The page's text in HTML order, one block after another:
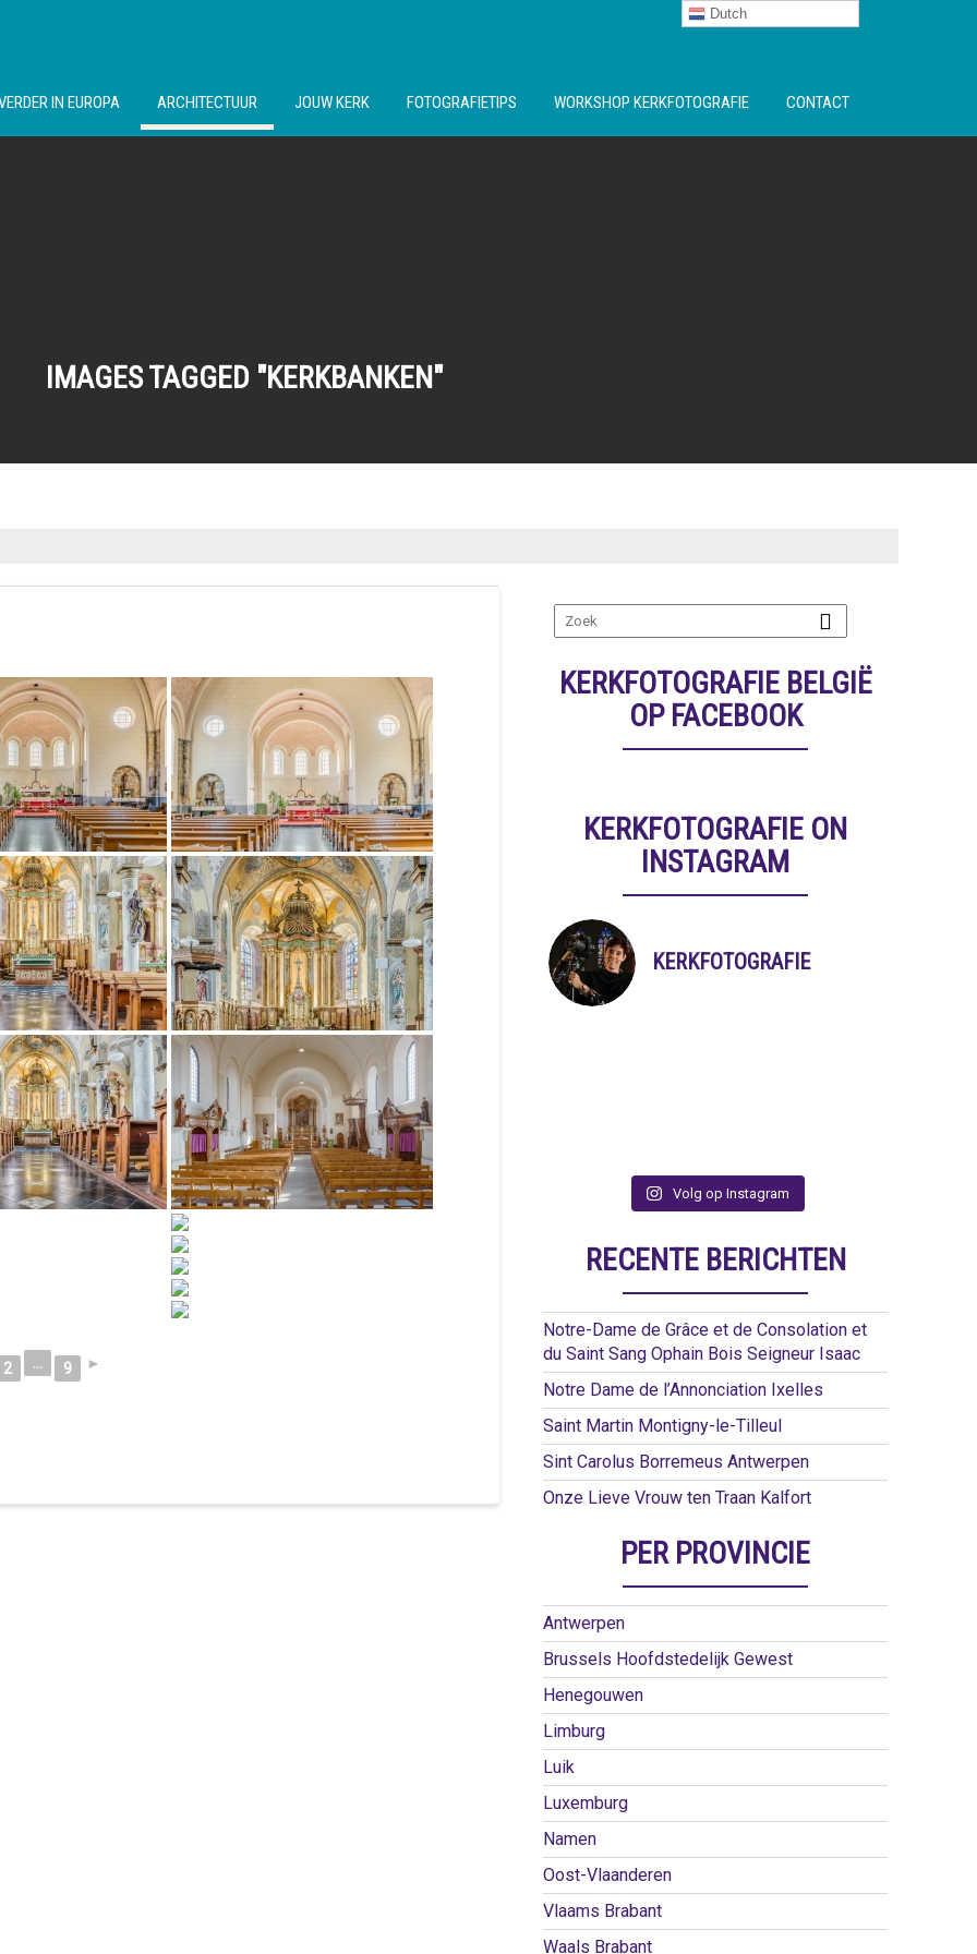
IN EUROPA ARCHITECTUUR JOUW KERK FOTOGRAFIETIPS WORKSHOP KERKFOTOGRAFIE CONTACT
IMAGES TAGGED "KERKBANKEN"
2 ... 9 ►
KERKFOTOGRAFIE BELGIË
OP FACEBOOK
KERKFOTOGRAFIE ON
INSTAGRAM
KERKFOTOGRAFIE
Volg op Instagram
RECENTE BERICHTEN
Notre-Dame de Grâce et de Consolation et
du Saint Sang Ophain Bois Seigneur Isaac
Notre Dame de l’Annonciation Ixelles
Saint Martin Montigny-le-Tilleul
Sint Carolus Borremeus Antwerpen
Onze Lieve Vrouw ten Traan Kalfort
PER PROVINCIE
Antwerpen
Brussels Hoofdstedelijk Gewest
Henegouwen
Limburg
Luik
Luxemburg
Namen
Oost-Vlaanderen
Vlaams Brabant
Waals Brabant
Dutch